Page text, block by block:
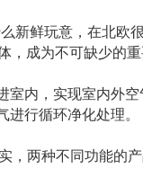
新鲜玩意，在北欧
成为不可缺少的重
内，实现室内外
行循环净化处理。
，两种不同功能的